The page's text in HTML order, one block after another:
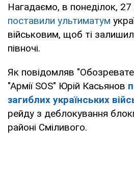
Нагадаємо, в понеділок,
поставили ультиматум
військовим, щоб ті
півночі.
Як повідомляв
"Армії SOS" Юрій Касьянов
загиблих українських
рейду з деблокування
районі Сміливого.